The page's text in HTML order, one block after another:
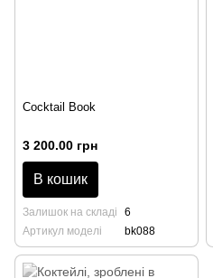
Cocktail Book
3 200.00 грн
В кошик
Залишок на складі
6
Артикул моделі
bk088